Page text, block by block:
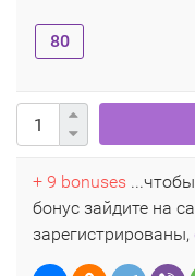
80
+ 9 bonuses
бонус зайдите на
зарегистрированы,